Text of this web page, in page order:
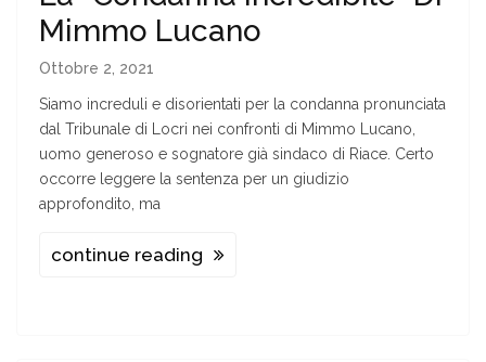
Mimmo Lucano
Ottobre 2, 2021
Siamo increduli e disorientati per la condanna pronunciata
dal Tribunale di Locri nei confronti di Mimmo Lucano,
uomo generoso e sognatore già sindaco di Riace. Certo
occorre leggere la sentenza per un giudizio
approfondito, ma
continue reading